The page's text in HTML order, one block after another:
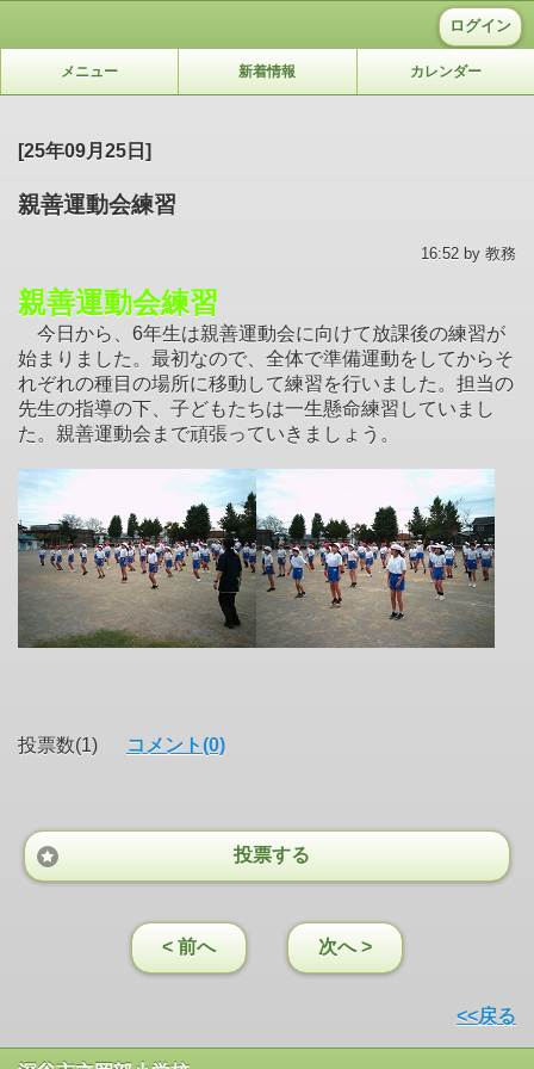
ログイン
メニュー 新着情報 カレンダー
[25年09月25日]
親善運動会練習
16:52 by 教務
親善運動会練習
今日から、6年生は親善運動会に向けて放課後の練習が
始まりました。最初なので、全体で準備運動をしてからそ
れぞれの種目の場所に移動して練習を行いました。担当の
先生の指導の下、子どもたちは一生懸命練習していまし
た。親善運動会まで頑張っていきましょう。
投票数(1) コメント(0)
投票する
< 前へ 次へ >
<<戻る